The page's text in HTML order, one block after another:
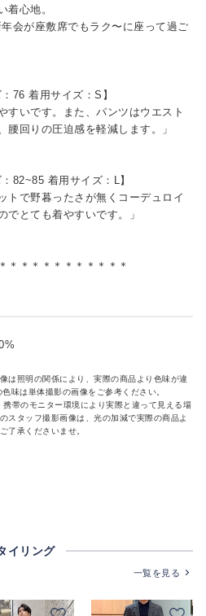
心地。
会が座敷席でもラク〜に座って過ご
76 着用サイズ：S】
すいです。また、パンツはウエスト
腰回りの圧迫感を軽減します。」
82~85 着用サイズ：L】
トで野暮ったさが無くコーデュロイ
でとても着やすいです。」
＊＊＊＊＊＊＊＊＊＊＊
は照明の関係により、実際の商品より色味が違
味は単体撮影の画像をご参考ください。
帯のモニター環境により実際と違って見える場
スタッフ撮影画像は、光の加減で実際の商品よ
了承くださいませ。
イリング
一覧を見る